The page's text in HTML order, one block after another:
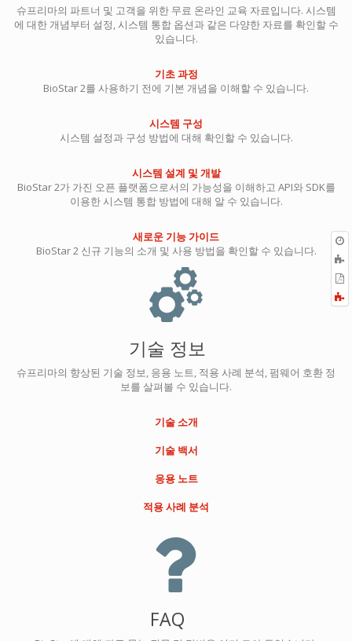
슈프리마의 파트너 및 고객을 위한 무료 온라인 교육 자료입니다. 시스템
에 대한 개념부터 설정, 시스템 통합 옵션과 같은 다양한 자료를 확인할 수
있습니다.
기초 과정
BioStar 2를 사용하기 전에 기본 개념을 이해할 수 있습니다.
시스템 구성
시스템 설정과 구성 방법에 대해 확인할 수 있습니다.
시스템 설계 및 개발
BioStar 2가 가진 오픈 플랫폼으로서의 가능성을 이해하고 API와 SDK를
이용한 시스템 통합 방법에 대해 알 수 있습니다.
새로운 기능 가이드
BioStar 2 신규 기능의 소개 및 사용 방법을 확인할 수 있습니다.
기술 정보
슈프리마의 향상된 기술 정보, 응용 노트, 적용 사례 분석, 펌웨어 호환 정
보를 살펴볼 수 있습니다.
기술 소개
기술 백서
응용 노트
적용 사례 분석
FAQ